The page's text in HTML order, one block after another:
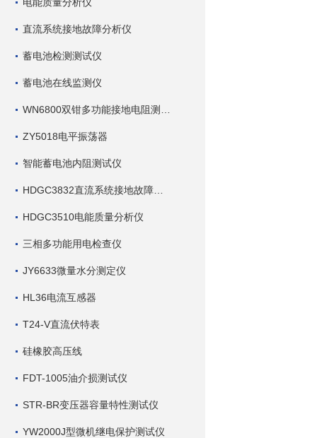
直流系统接地故障分析仪
蓄电池检测测试仪
蓄电池在线监测仪
ZY5018电平振荡器
智能蓄电池内阻测试仪
HDGC3510电能质量分析仪
三相多功能用电检查仪
JY6633微量水分测定仪
HL36电流互感器
T24-V直流伏特表
硅橡胶高压线
FDT-1005油介损测试仪
STR-BR变压器容量特性测试仪
YW2000J型微机继电保护测试仪